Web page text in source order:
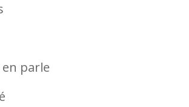
en parle